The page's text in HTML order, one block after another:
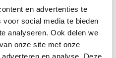
en advertenties te
social media te bieden
analyseren. Ook delen we
onze site met onze
en analyse. Deze